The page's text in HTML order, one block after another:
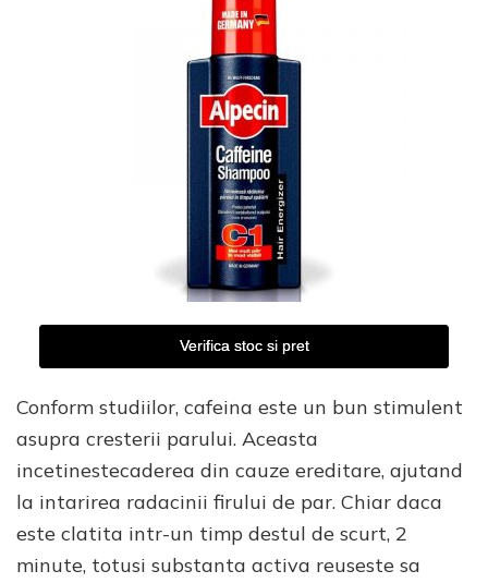
Verifica stoc si pret
Conform studiilor, cafeina este un bun stimulent
asupra cresterii parului. Aceasta
incetinestecaderea din cauze ereditare, ajutand
la intarirea radacinii firului de par. Chiar daca
este clatita intr-un timp destul de scurt, 2
minute, totusi substanta activa reuseste sa